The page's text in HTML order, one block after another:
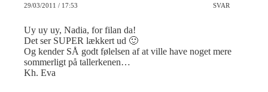
29/03/2011 / 17:53 SVAR
Uy uy uy, Nadia, for filan da!
Det ser SUPER lækkert ud 🙂
Og kender SÅ godt følelsen af at ville have noget mere
sommerligt på tallerkenen…
Kh. Eva